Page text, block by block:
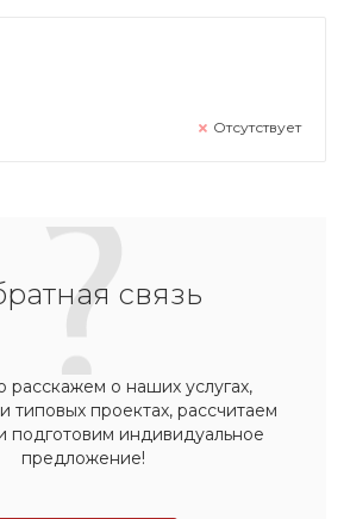
Отсутствует
связь
о наших услугах,
типовых проектах, рассчитаем
подготовим индивидуальное
предложение!